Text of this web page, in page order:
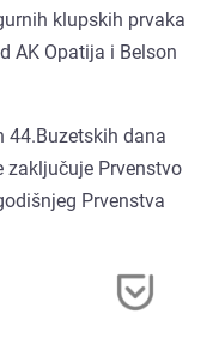
klupskih prvaka
AK Opatija i Belson
44.Buzetskih dana
zaključuje Prvenstvo
Prvenstva